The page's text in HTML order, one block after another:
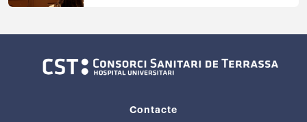
Contacte